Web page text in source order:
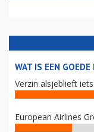
WAT IS EEN
Verzin alsjeblieft
European Airlines